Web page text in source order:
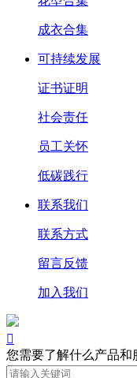
成衣合集
可持续发展
证书证明
社会责任
员工关怀
低碳践行
联系我们
联系方式
留言反馈
加入我们

您需要了解什么产品和